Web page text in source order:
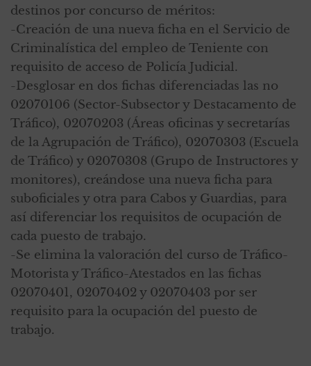
destinos por concurso de méritos:
-Creación de una nueva ficha en el Servicio de
Criminalística del empleo de Teniente con
requisito de acceso de Policía Judicial.
-Desglosar en dos fichas diferenciadas las no
02070106 (Sector-Subsector y Destacamento de
Tráfico), 02070203 (Áreas oficinas y secretarías
de la Agrupación de Tráfico), 02070303 (Escuela
de Tráfico) y 02070308 (Grupo de Instructores y
monitores), creándose una nueva ficha para
suboficiales y otra para Cabos y Guardias, para
así diferenciar los requisitos de ocupación de
cada puesto de trabajo.
-Se elimina la valoración del curso de Tráfico-
Motorista y Tráfico-Atestados en las fichas
02070401, 02070402 y 02070403 por ser
requisito para la ocupación del puesto de
trabajo.